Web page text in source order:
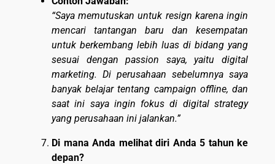
“Saya memutuskan untuk resign karena ingin
mencari tantangan baru dan kesempatan
untuk berkembang lebih luas di bidang yang
sesuai dengan passion saya, yaitu digital
marketing. Di perusahaan sebelumnya saya
banyak belajar tentang campaign offline, dan
saat ini saya ingin fokus di digital strategy
yang perusahaan ini jalankan.”
Di mana Anda melihat diri Anda 5 tahun ke
depan?